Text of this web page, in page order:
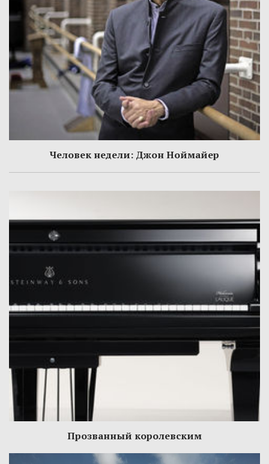
Человек недели: Джон Ноймайер
Прозванный королевским